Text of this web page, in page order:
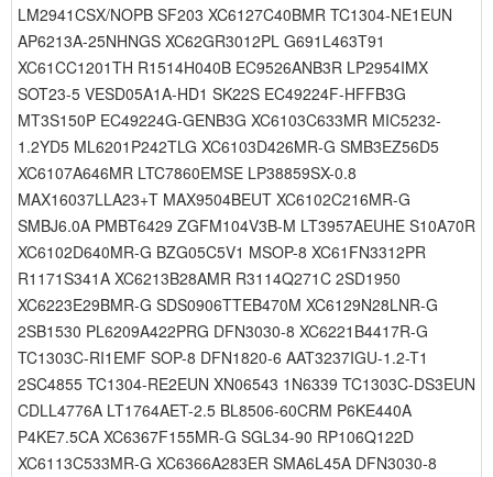
LM2941CSX/NOPB SF203 XC6127C40BMR TC1304-NE1EUN
AP6213A-25NHNGS XC62GR3012PL G691L463T91
XC61CC1201TH R1514H040B EC9526ANB3R LP2954IMX
SOT23-5 VESD05A1A-HD1 SK22S EC49224F-HFFB3G
MT3S150P EC49224G-GENB3G XC6103C633MR MIC5232-
1.2YD5 ML6201P242TLG XC6103D426MR-G SMB3EZ56D5
XC6107A646MR LTC7860EMSE LP38859SX-0.8
MAX16037LLA23+T MAX9504BEUT XC6102C216MR-G
SMBJ6.0A PMBT6429 ZGFM104V3B-M LT3957AEUHE S10A70R
XC6102D640MR-G BZG05C5V1 MSOP-8 XC61FN3312PR
R1171S341A XC6213B28AMR R3114Q271C 2SD1950
XC6223E29BMR-G SDS0906TTEB470M XC6129N28LNR-G
2SB1530 PL6209A422PRG DFN3030-8 XC6221B4417R-G
TC1303C-RI1EMF SOP-8 DFN1820-6 AAT3237IGU-1.2-T1
2SC4855 TC1304-RE2EUN XN06543 1N6339 TC1303C-DS3EUN
CDLL4776A LT1764AET-2.5 BL8506-60CRM P6KE440A
P4KE7.5CA XC6367F155MR-G SGL34-90 RP106Q122D
XC6113C533MR-G XC6366A283ER SMA6L45A DFN3030-8